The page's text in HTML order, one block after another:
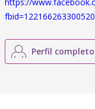
Perfil completo